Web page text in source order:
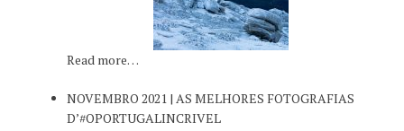
Read more…
NOVEMBRO 2021 | AS MELHORES FOTOGRAFIAS
D’#OPORTUGALINCRIVEL